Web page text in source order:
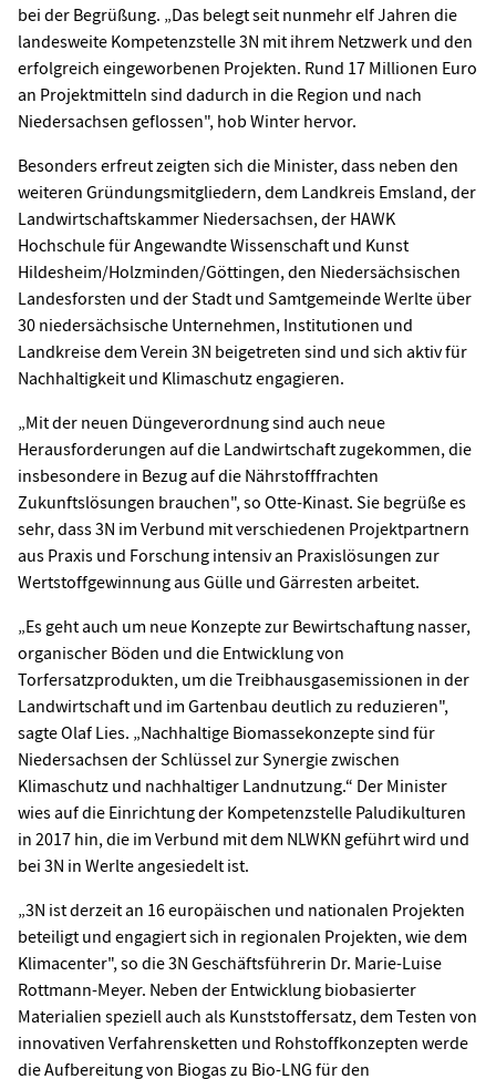
bei der Begrüßung. „Das belegt seit nunmehr elf Jahren die
landesweite Kompetenzstelle 3N mit ihrem Netzwerk und den
erfolgreich eingeworbenen Projekten. Rund 17 Millionen Euro
an Projektmitteln sind dadurch in die Region und nach
Niedersachsen geflossen", hob Winter hervor.
Besonders erfreut zeigten sich die Minister, dass neben den
weiteren Gründungsmitgliedern, dem Landkreis Emsland, der
Landwirtschaftskammer Niedersachsen, der HAWK
Hochschule für Angewandte Wissenschaft und Kunst
Hildesheim/Holzminden/Göttingen, den Niedersächsischen
Landesforsten und der Stadt und Samtgemeinde Werlte über
30 niedersächsische Unternehmen, Institutionen und
Landkreise dem Verein 3N beigetreten sind und sich aktiv für
Nachhaltigkeit und Klimaschutz engagieren.
„Mit der neuen Düngeverordnung sind auch neue
Herausforderungen auf die Landwirtschaft zugekommen, die
insbesondere in Bezug auf die Nährstofffrachten
Zukunftslösungen brauchen", so Otte-Kinast. Sie begrüße es
sehr, dass 3N im Verbund mit verschiedenen Projektpartnern
aus Praxis und Forschung intensiv an Praxislösungen zur
Wertstoffgewinnung aus Gülle und Gärresten arbeitet.
„Es geht auch um neue Konzepte zur Bewirtschaftung nasser,
organischer Böden und die Entwicklung von
Torfersatzprodukten, um die Treibhausgasemissionen in der
Landwirtschaft und im Gartenbau deutlich zu reduzieren",
sagte Olaf Lies. „Nachhaltige Biomassekonzepte sind für
Niedersachsen der Schlüssel zur Synergie zwischen
Klimaschutz und nachhaltiger Landnutzung.“ Der Minister
wies auf die Einrichtung der Kompetenzstelle Paludikulturen
in 2017 hin, die im Verbund mit dem NLWKN geführt wird und
bei 3N in Werlte angesiedelt ist.
„3N ist derzeit an 16 europäischen und nationalen Projekten
beteiligt und engagiert sich in regionalen Projekten, wie dem
Klimacenter", so die 3N Geschäftsführerin Dr. Marie-Luise
Rottmann-Meyer. Neben der Entwicklung biobasierter
Materialien speziell auch als Kunststoffersatz, dem Testen von
innovativen Verfahrensketten und Rohstoffkonzepten werde
die Aufbereitung von Biogas zu Bio-LNG für den